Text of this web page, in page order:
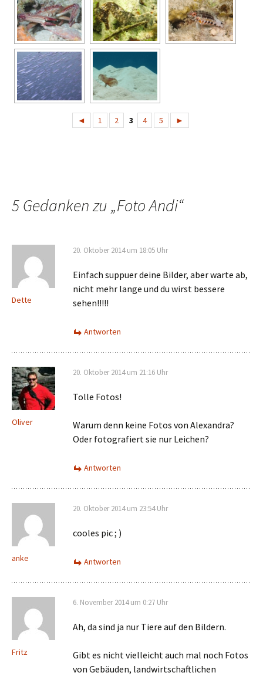
◄ 1 2 3 4 5 ►
5 Gedanken zu „Foto Andi“
Dette
20. Oktober 2014 um 18:05 Uhr
Einfach suppuer deine Bilder, aber warte ab,
nicht mehr lange und du wirst bessere
sehen!!!!!
Antworten
Oliver
20. Oktober 2014 um 21:16 Uhr
Tolle Fotos!
Warum denn keine Fotos von Alexandra?
Oder fotografiert sie nur Leichen?
Antworten
anke
20. Oktober 2014 um 23:54 Uhr
cooles pic ; )
Antworten
Fritz
6. November 2014 um 0:27 Uhr
Ah, da sind ja nur Tiere auf den Bildern.
Gibt es nicht vielleicht auch mal noch Fotos
von Gebäuden, landwirtschaftlichen